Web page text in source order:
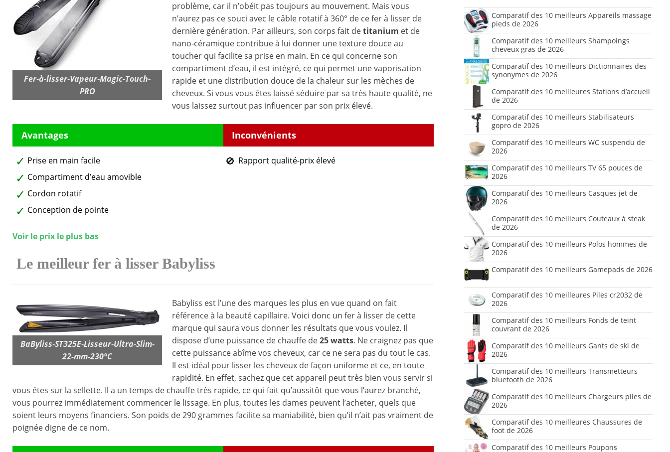
Fer-à-lisser-Vapeur-Magic-Touch-
PRO
problème, car il n’obéit pas toujours au mouvement. Mais vous
n’aurez pas ce souci avec le câble rotatif à 360° de ce fer à lisser de
dernière génération. Par ailleurs, son corps fait detitanium et de
nano-céramique contribue à lui donner une texture douce au
toucher qui facilite sa prise en main. En ce qui concerne son
compartiment d’eau, il est intégré, ce qui permet une vaporisation
rapide et une distribution douce de la chaleur sur les mèches de
cheveux. Si vous vous êtes laissé séduire par sa très haute qualité, ne
vous laissez surtout pas influencer par son prix élevé.
Prise en main facile
Compartiment d’eau amovible
Cordon rotatif
Conception de pointe
Rapport qualité-prix élevé
Voir le prix le plus bas
Le meilleur fer à lisser Babyliss
BaByliss-ST325E-Lisseur-Ultra-Slim-
22-mm-230°C
Babyliss est l’une des marques les plus en vue quand on fait
référence à la beauté capillaire. Voici donc un fer à lisser de cette
marque qui saura vous donner les résultats que vous voulez. Il
dispose d’une puissance de chauffe de25 watts. Ne craignez pas que
cette puissance abîme vos cheveux, car ce ne sera pas du tout le cas.
Il est idéal pour lisser les cheveux de façon uniforme et ce, en toute
rapidité. En effet, sachez que cet appareil peut très bien vous servir si
vous êtes sur la sellette. Il a un temps de chauffe très rapide, ce qui fait qu’aussitôt que vous l’aurez branché,
vous pourrez immédiatement commencer le lissage. En plus, toutes les dames peuvent l’acheter, quels que
soient leurs moyens financiers. Son poids de 290 grammes facilite sa maniabilité, bien qu’il n’ait pas vraiment de
poignée digne de ce nom.
Comparatif des 10 meilleurs Appareils massage
pieds de 2026
Comparatif des 10 meilleurs Shampoings
cheveux gras de 2026
Comparatif des 10 meilleurs Dictionnaires des
synonymes de 2026
Comparatif des 10 meilleures Stations d’accueil
de 2026
Comparatif des 10 meilleurs Stabilisateurs
gopro de 2026
Comparatif des 10 meilleurs WC suspendu de
2026
Comparatif des 10 meilleurs TV 65 pouces de
2026
Comparatif des 10 meilleurs Casques jet de
2026
Comparatif des 10 meilleurs Couteaux à steak
de 2026
Comparatif des 10 meilleurs Polos hommes de
2026
Comparatif des 10 meilleurs Gamepads de 2026
Comparatif des 10 meilleures Piles cr2032 de
2026
Comparatif des 10 meilleurs Fonds de teint
couvrant de 2026
Comparatif des 10 meilleurs Gants de ski de
2026
Comparatif des 10 meilleurs Transmetteurs
bluetooth de 2026
Comparatif des 10 meilleurs Chargeurs piles de
2026
Comparatif des 10 meilleures Chaussures de
foot de 2026
Comparatif des 10 meilleurs Poupons